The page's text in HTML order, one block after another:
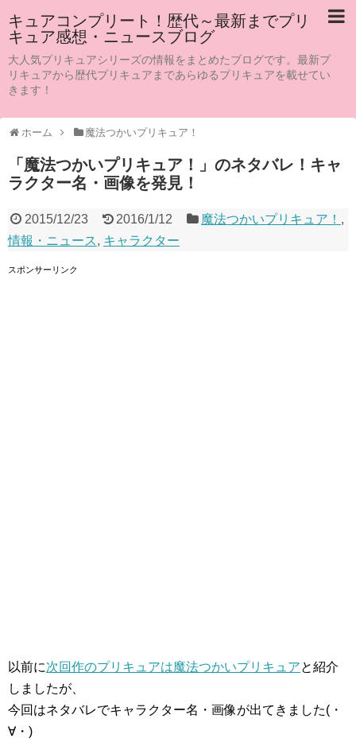
キュアコンプリート！歴代～最新までプリ
キュア感想・ニュースブログ
大人気プリキュアシリーズの情報をまとめたブログです。最新プ
リキュアから歴代プリキュアまであらゆるプリキュアを載せてい
きます！
ホーム 魔法つかいプリキュア！
「魔法つかいプリキュア！」のネタバレ！キャ
ラクター名・画像を発見！
2015/12/23 2016/1/12 魔法つかいプリキュア！ ,
情報・ニュース, キャラクター
スポンサーリンク
以前に次回作のプリキュアは魔法つかいプリキュアと紹介
しましたが、
今回はネタバレでキャラクター名・画像が出てきました(・
∀・)